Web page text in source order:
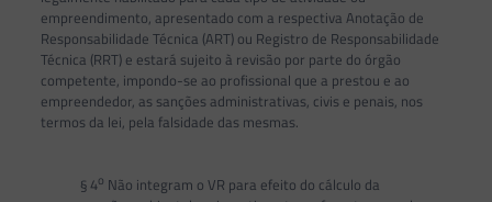
empreendimento, apresentado com a respectiva Anotação de
Responsabilidade Técnica (ART) ou Registro de Responsabilidade
Técnica (RRT) e estará sujeito à revisão por parte do órgão
competente, impondo-se ao profissional que a prestou e ao
empreendedor, as sanções administrativas, civis e penais, nos
termos da lei, pela falsidade das mesmas.
§ 4o Não integram o VR para efeito do cálculo da